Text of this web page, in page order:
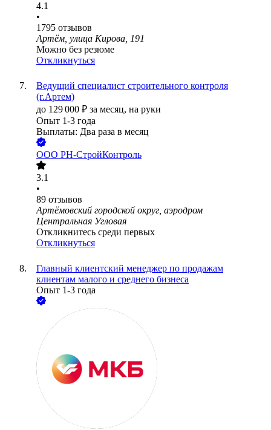
4.1
•
1795 отзывов
Артём, улица Кирова, 191
Можно без резюме
Откликнуться
Ведущий специалист строительного контроля
(г.Артем)
до 129 000 ₽ за месяц, на руки
Опыт 1-3 года
Выплаты: Два раза в месяц
ООО РН-СтройКонтроль
3.1
•
89 отзывов
Артёмовский городской округ, аэродром
Центральная Угловая
Откликнитесь среди первых
Откликнуться
Главный клиентский менеджер по продажам
клиентам малого и среднего бизнеса
Опыт 1-3 года